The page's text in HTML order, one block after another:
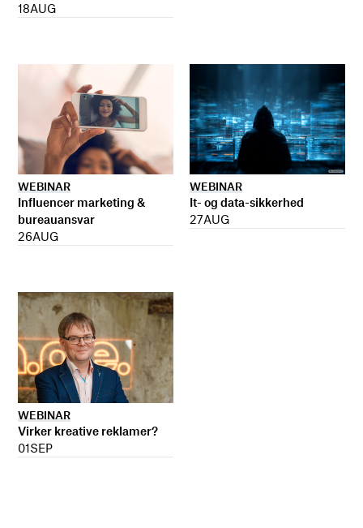
18AUG
WEBINAR
Influencer marketing &
bureauansvar
26AUG
WEBINAR
It- og data-sikkerhed
27AUG
WEBINAR
Virker kreative reklamer?
01SEP